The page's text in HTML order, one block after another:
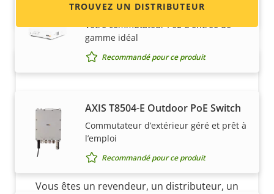
AXIS ​D8004 unmanaged PoE switch
Votre commutateur PoE d'entrée de
gamme idéal
Recommandé pour ce produit
AXIS T8504-E Outdoor PoE Switch
Commutateur d’extérieur géré et prêt à
l’emploi
Recommandé pour ce produit
TROUVEZ UN DISTRIBUTEUR
Devenez un partenaire
Vous êtes un revendeur, un distributeur, un